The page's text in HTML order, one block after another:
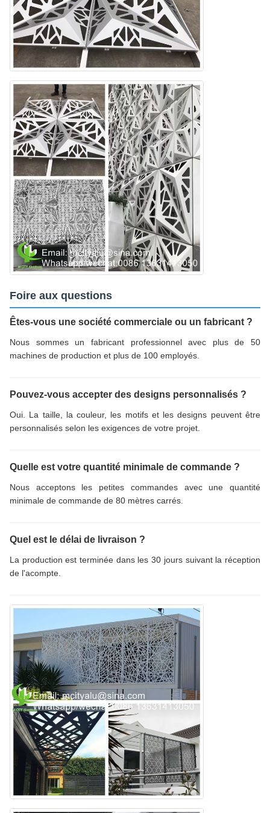
Foire aux questions
Êtes-vous une société commerciale ou un fabricant ?
Nous sommes un fabricant professionnel avec plus de 50
machines de production et plus de 100 employés.
Pouvez-vous accepter des designs personnalisés ?
Oui. La taille, la couleur, les motifs et les designs peuvent être
personnalisés selon les exigences de votre projet.
Quelle est votre quantité minimale de commande ?
Nous acceptons les petites commandes avec une quantité
minimale de commande de 80 mètres carrés.
Quel est le délai de livraison ?
La production est terminée dans les 30 jours suivant la réception
de l'acompte.